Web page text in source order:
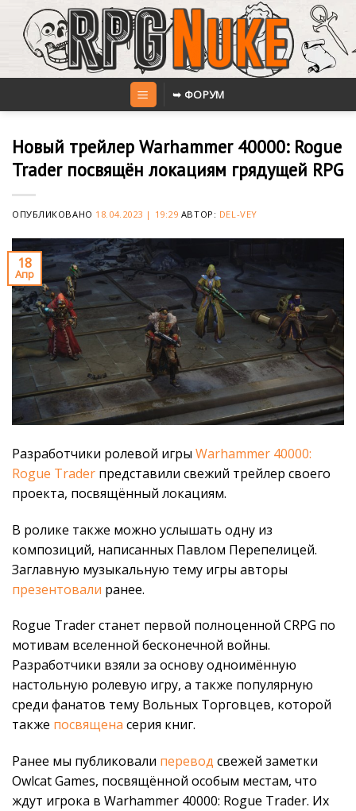
content
➥ ФОРУМ
Новый трейлер Warhammer 40000: Rogue
Trader посвящён локациям грядущей RPG
ОПУБЛИКОВАНО 18.04.2023 | 19:29 АВТОР: DEL-VEY
18
Апр
Разработчики ролевой игры Warhammer 40000:
Rogue Trader представили свежий трейлер своего
проекта, посвящённый локациям.
В ролике также можно услышать одну из
композиций, написанных Павлом Перепелицей.
Заглавную музыкальную тему игры авторы
презентовали ранее.
Rogue Trader станет первой полноценной CRPG по
мотивам вселенной бесконечной войны.
Разработчики взяли за основу одноимённую
настольную ролевую игру, а также популярную
среди фанатов тему Вольных Торговцев, которой
также посвящена серия книг.
Ранее мы публиковали перевод свежей заметки
Owlcat Games, посвящённой особым местам, что
ждут игрока в Warhammer 40000: Rogue Trader. Их